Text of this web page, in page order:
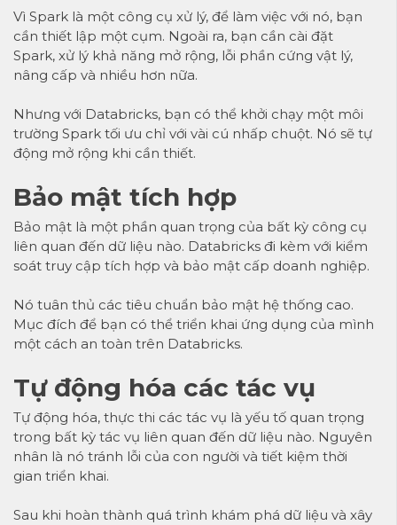
Vì Spark là một công cụ xử lý, để làm việc với nó, bạn
cần thiết lập một cụm. Ngoài ra, bạn cần cài đặt
Spark, xử lý khả năng mở rộng, lỗi phần cứng vật lý,
nâng cấp và nhiều hơn nữa.
Nhưng với Databricks, bạn có thể khởi chạy một môi
trường Spark tối ưu chỉ với vài cú nhấp chuột. Nó sẽ tự
động mở rộng khi cần thiết.
Bảo mật tích hợp
Bảo mật là một phần quan trọng của bất kỳ công cụ
liên quan đến dữ liệu nào. Databricks đi kèm với kiểm
soát truy cập tích hợp và bảo mật cấp doanh nghiệp.
Nó tuân thủ các tiêu chuẩn bảo mật hệ thống cao.
Mục đích để bạn có thể triển khai ứng dụng của mình
một cách an toàn trên Databricks.
Tự động hóa các tác vụ
Tự động hóa, thực thi các tác vụ là yếu tố quan trọng
trong bất kỳ tác vụ liên quan đến dữ liệu nào. Nguyên
nhân là nó tránh lỗi của con người và tiết kiệm thời
gian triển khai.
Sau khi hoàn thành quá trình khám phá dữ liệu và xây